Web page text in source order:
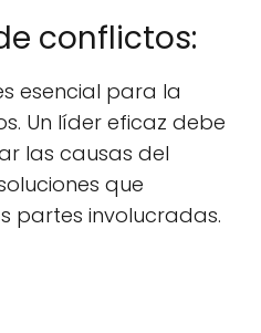
conflictos:
esencial para la
Un líder eficaz debe
las causas del
que
partes involucradas.